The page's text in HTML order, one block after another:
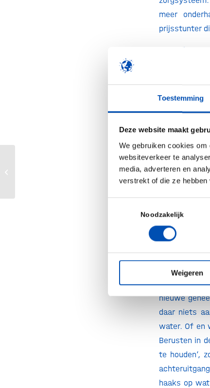
Toestemming
Deze website maakt
We gebruiken cookies
websiteverkeer te
media, adverteren en
verstrekt of die ze
Noodzakelijk
Weigeren
meer
prijsstunter
Toch zien
ideeën om
mits gebruikt
door de
door artsen
zeker in
prima te
hap uit het
Bovendien,
bedrijven
kosten,
nieuwe
daar niets
water. Of en
Berusten in
te houden’,
haaks op